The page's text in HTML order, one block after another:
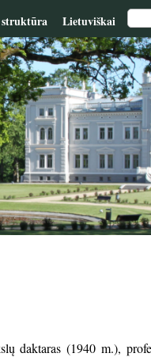
struktūra Lietuviškai
daktaras (1940 m.),